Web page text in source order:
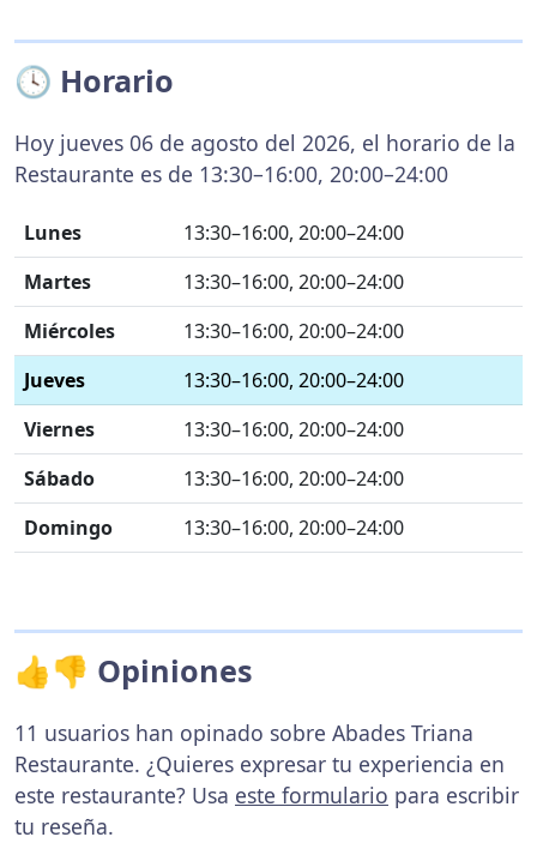
🕓 Horario
Hoy jueves 06 de agosto del 2026, el horario de la
Restaurante es de 13:30–16:00, 20:00–24:00
Lunes
13:30–16:00, 20:00–24:00
Martes
13:30–16:00, 20:00–24:00
Miércoles
13:30–16:00, 20:00–24:00
Jueves
13:30–16:00, 20:00–24:00
Viernes
13:30–16:00, 20:00–24:00
Sábado
13:30–16:00, 20:00–24:00
Domingo
13:30–16:00, 20:00–24:00
👍👎 Opiniones
11 usuarios han opinado sobre Abades Triana
Restaurante. ¿Quieres expresar tu experiencia en
este restaurante? Usa este formulario para escribir
tu reseña.